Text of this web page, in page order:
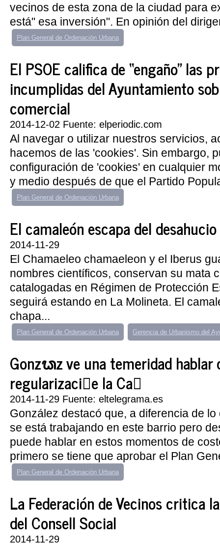
vecinos de esta zona de la ciudad para
está" esa inversión". En opinión del
Plan General de Ordenación Urbana
El PSOE califica de “engaño” las
incumplidas del Ayuntamiento
comercial
2014-12-02 Fuente: elperiodic.com
Al navegar o utilizar nuestros servicios,
hacemos de las 'cookies'. Sin embargo,
configuración de 'cookies' en cualquier
y medio después de que el Partido
Plan General de Ordenación Urbana
El camaleón escapa del desahucio
2014-11-29
El Chamaeleo chamaeleon y el Iberus
nombres científicos, conservan su mata
catalogadas en Régimen de Protección
seguirá estando en La Molineta. El
chapa...
Plan General de Ordenación Urbana Gerencia de Urbanismo del
Gonzᬥz ve una temeridad hablar
regularizaci󮠤e la Ca񡤡
2014-11-29 Fuente: eltelegrama.es
González destacó que, a diferencia de
se está trabajando en este barrio pero
puede hablar en estos momentos de
primero se tiene que aprobar el Plan
Plan General de Ordenación Urbana
La Federación de Vecinos critica
del Consell Social
2014-11-29